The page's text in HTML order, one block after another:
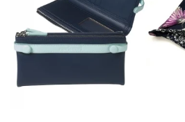
Cele mai noi
Cele mai vandute
Cele mai votate
Cu video
Pret